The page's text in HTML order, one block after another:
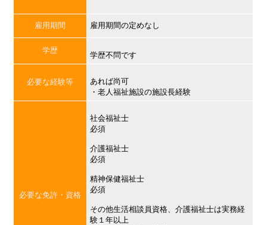
雇用期間 雇用期間の定めなし
学歴
学歴不問です
必要な経験等
あれば尚可
・老人福祉施設の施設長経験
必要な免許・資格
社会福祉士
必須
介護福祉士
必須
精神保健福祉士
必須
その他生活相談員資格、介護福祉士は実務経
験１年以上